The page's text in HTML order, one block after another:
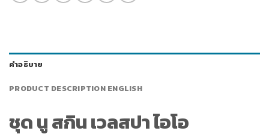
คำอธิบาย
PRODUCT DESCRIPTION ENGLISH
ชุด นู สกิน เวลสปา ไอโอ